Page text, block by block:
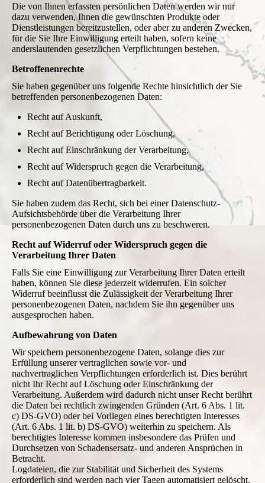
Die von Ihnen erfassten persönlichen Daten werden wir nur
dazu verwenden, Ihnen die gewünschten Produkte oder
Dienstleistungen bereitzustellen, oder aber zu anderen Zwecken,
für die Sie Ihre Einwilligung erteilt haben, sofern keine
anderslautenden gesetzlichen Verpflichtungen bestehen.
Betroffenenrechte
Sie haben gegenüber uns folgende Rechte hinsichtlich der Sie
betreffenden personenbezogenen Daten:
Recht auf Auskunft,
Recht auf Berichtigung oder Löschung,
Recht auf Einschränkung der Verarbeitung,
Recht auf Widerspruch gegen die Verarbeitung,
Recht auf Datenübertragbarkeit.
Sie haben zudem das Recht, sich bei einer Datenschutz-
Aufsichtsbehörde über die Verarbeitung Ihrer
personenbezogenen Daten durch uns zu beschweren.
Recht auf Widerruf oder Widerspruch gegen die
Verarbeitung Ihrer Daten
Falls Sie eine Einwilligung zur Verarbeitung Ihrer Daten erteilt
haben, können Sie diese jederzeit widerrufen. Ein solcher
Widerruf beeinflusst die Zulässigkeit der Verarbeitung Ihrer
personenbezogenen Daten, nachdem Sie ihn gegenüber uns
ausgesprochen haben.
Aufbewahrung von Daten
Wir speichern personenbezogene Daten, solange dies zur
Erfüllung unserer vertraglichen sowie vor- und
nachvertraglichen Verpflichtungen erforderlich ist. Dies berührt
nicht Ihr Recht auf Löschung oder Einschränkung der
Verarbeitung. Außerdem wird dadurch nicht unser Recht berührt
die Daten bei rechtlich zwingenden Gründen (Art. 6 Abs. 1 lit.
c) DS-GVO) oder bei Vorliegen eines berechtigten Interesses
(Art. 6 Abs. 1 lit. b) DS-GVO) weiterhin zu speichern. Als
berechtigtes Interesse kommen insbesondere das Prüfen und
Durchsetzen von Schadensersatz- und anderen Ansprüchen in
Betracht.
Logdateien, die zur Stabilität und Sicherheit des Systems
erforderlich sind werden nach vier Tagen automatisiert gelöscht.